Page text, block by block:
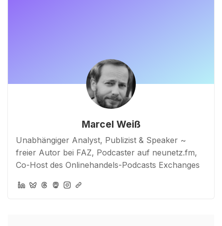
Marcel Weiß
Unabhängiger Analyst, Publizist & Speaker ~
freier Autor bei FAZ, Podcaster auf neunetz.fm,
Co-Host des Onlinehandels-Podcasts Exchanges